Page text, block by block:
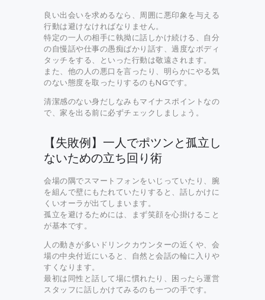
良い出会いを求めるなら、周囲に悪印象を与える
行動は避けなければなりません。
特定の一人の相手に執拗に話しかけ続ける、自分
の自慢話や仕事の愚痴ばかり話す、過度なボディ
タッチをする、といった行動は敬遠されます。
また、他の人の悪口を言ったり、明らかにやる気
のない態度を取ったりするのもNGです。
清潔感のない身だしなみもマイナスポイントなの
で、家を出る前に必ずチェックしましょう。
【失敗例】一人でポツンと孤立し
ないための立ち回り術
会場の隅でスマートフォンをいじっていたり、腕
を組んで壁にもたれていたりすると、話しかけに
くいオーラが出てしまいます。
孤立を避けるためには、まず笑顔を心掛けること
が基本です。
人の動きが多いドリンクカウンターの近くや、会
場の中央付近にいると、自然と会話の輪に入りや
すくなります。
最初は同性と話して場に慣れたり、困ったら運営
スタッフに話しかけてみるのも一つの手です。